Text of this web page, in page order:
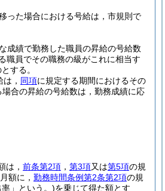
った場合における号給は，市規則で
成績で勤務した職員の昇給の号給数
職員でその職務の級がこれに相当す
する。
， 同項に規定する期間におけるその
合の昇給の号給数は，勤務成績に応
は， 前条第2項 ， 第3項又は第5項の規
額に， 勤務時間条例第2条第2項の規
」という。)を乗じて得た額とす